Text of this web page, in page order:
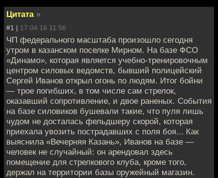
Цитата »
#1 | 17.04.16 11:56
ЧП федерального масштаба произошло сегодня
утром в казанском поселке Мирном. На базе ФСО
«Динамо», которая является учебно-тренировочным
центром силовых ведомств, бывший полицейский
Сергей Иванов открыл огонь по людям. Итог бойни
— трое погибших, в том числе сам стрелок,
оказавший сопротивление, и двое раненых. События
на базе силовиков бушевали такие, что пуля лишь
чудом не досталась фельдшеру скорой, которая
приехала увозить пострадавших с поля боя... Как
выяснила «Вечерняя Казань», Иванов на базе —
человек не случайный: он арендовал здесь
помещение для стрелкового клуба, кроме того,
держал на территории базы оружейный магазин.